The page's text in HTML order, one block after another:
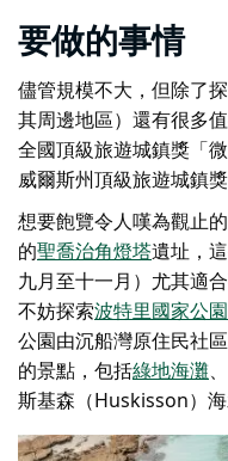
要做的事情
儘管規模不大，但除了
其周邊地區）還有很多
全國頂級旅遊城鎮獎「
威爾斯州頂級旅遊城鎮獎
想要飽覽令人嘆為觀止
的聖喬治角燈塔遺址，
九月至十一月）尤其適
不妨探索波特里國家公
公園由沉船灣原住民社
的景點，包括綠地海灘、
斯基森（Huskisson）海